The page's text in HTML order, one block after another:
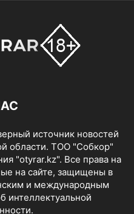
источник новостей
области. ТОО "Собкор"
"otyrar.kz". Все права на
на сайте, защищены в
и международным
интеллектуальной